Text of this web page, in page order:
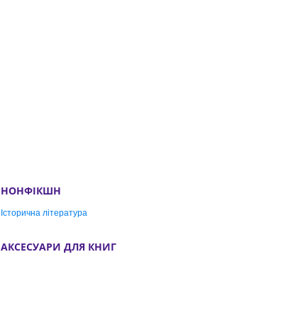
НОНФІКШН
Історична література
АКСЕСУАРИ ДЛЯ КНИГ